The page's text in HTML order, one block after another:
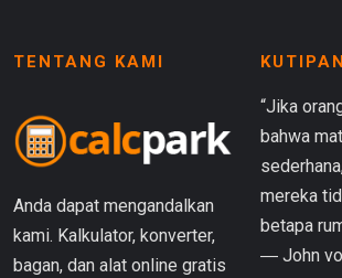
TENTANG KAMI
Anda dapat mengandalkan
kami. Kalkulator, konverter,
bagan, dan alat online gratis
“Jika
bahwa
mereka
betapa
― John